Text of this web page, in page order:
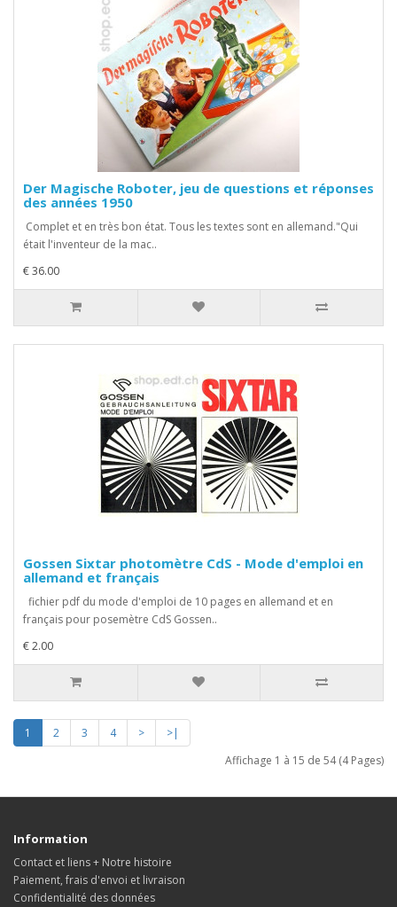
Der Magische Roboter, jeu de questions et réponses
des années 1950
Complet et en très bon état. Tous les textes sont en allemand."Qui
était l'inventeur de la mac..
€ 36.00
Gossen Sixtar photomètre CdS - Mode d'emploi en
allemand et français
fichier pdf du mode d'emploi de 10 pages en allemand et en
français pour posemètre CdS Gossen..
€ 2.00
1 2 3 4 >
>|
Affichage 1 à 15 de 54 (4 Pages)
Information
Contact et liens + Notre histoire
Paiement, frais d'envoi et livraison
Confidentialité des données